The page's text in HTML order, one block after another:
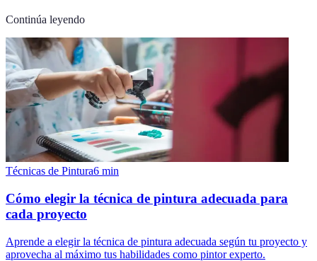
Continúa leyendo
Técnicas de Pintura6 min
Cómo elegir la técnica de pintura adecuada para
cada proyecto
Aprende a elegir la técnica de pintura adecuada según tu proyecto y
aprovecha al máximo tus habilidades como pintor experto.